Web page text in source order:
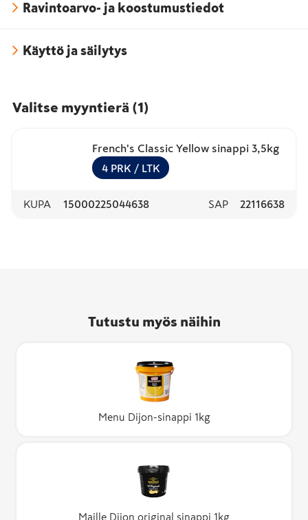
Ravintoarvo- ja koostumustiedot
Käyttö ja säilytys
Valitse myyntierä (1 )
French's Classic Yellow sinappi 3,5kg
4 PRK / LTK
KUPA 15000225044638 SAP 22116638
Tutustu myös näihin
Menu Dijon-sinappi 1kg
Maille Dijon original sinappi 1kg